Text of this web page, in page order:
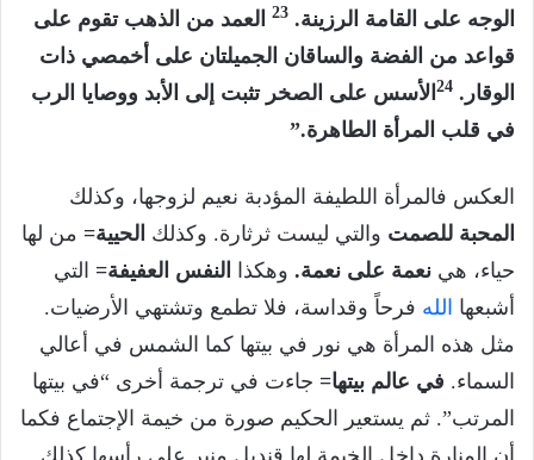
الوجه على القامة الرزينة. 23
العمد من الذهب تقوم على
قواعد من الفضة والساقان الجميلتان على أخمصي ذات
الوقار. 24 الأسس على الصخر تثبت إلى الأبد ووصايا الرب
في قلب المرأة الطاهرة.”
العكس فالمرأة اللطيفة المؤدبة نعيم لزوجها، وكذلك
المحبة للصمت والتي ليست ثرثارة. وكذلك الحيية= من لها
حياء، هي نعمة على نعمة. وهكذا النفس العفيفة= التي
أشبعها الله فرحاً وقداسة، فلا تطمع وتشتهي الأرضيات.
مثل هذه المرأة هي نور في بيتها كما الشمس في أعالي
السماء. في عالم بيتها= جاءت في ترجمة أخرى “في بيتها
المرتب”. ثم يستعير الحكيم صورة من خيمة الإجتماع فكما
أن المنارة داخل الخيمة لها قنديل منير على رأسها كذلك